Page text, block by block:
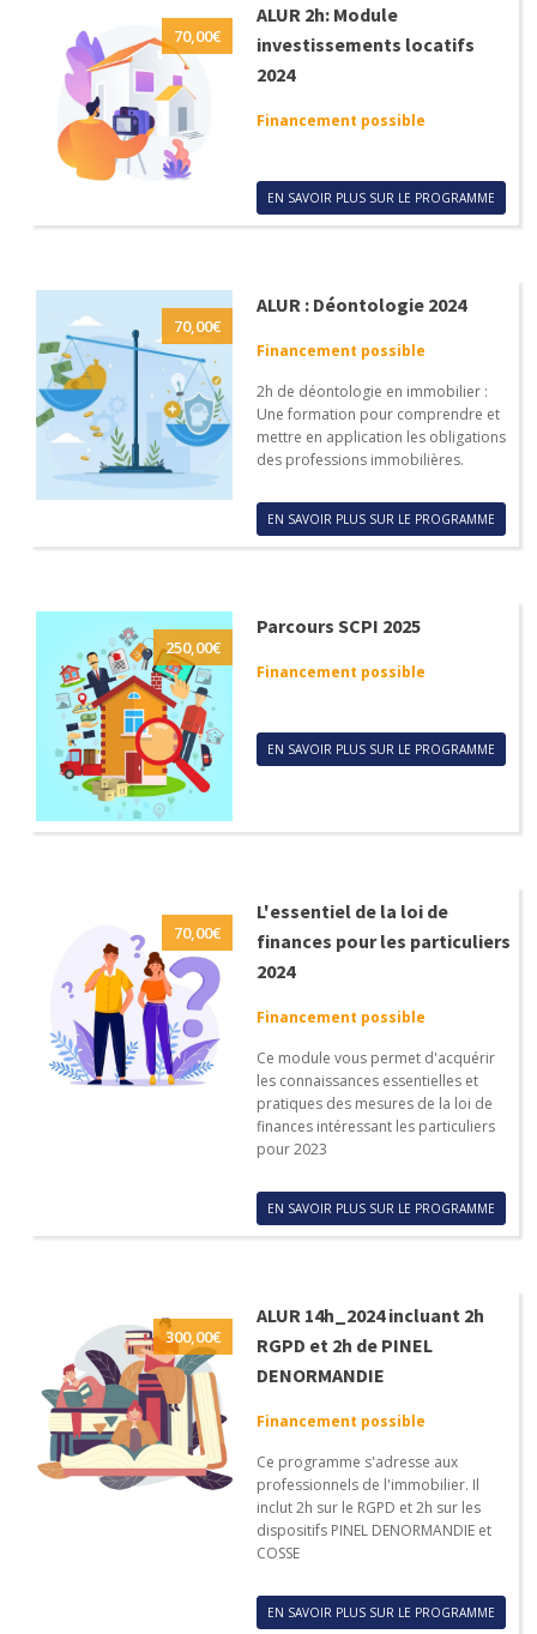
70,00€
ALUR 2h: Module
investissements locatifs
2024
Financement possible
EN SAVOIR PLUS SUR LE PROGRAMME
70,00€
ALUR : Déontologie 2024
Financement possible
2h de déontologie en immobilier :
Une formation pour comprendre et
mettre en application les obligations
des professions immobilières.
EN SAVOIR PLUS SUR LE PROGRAMME
250,00€
Parcours SCPI 2025
Financement possible
EN SAVOIR PLUS SUR LE PROGRAMME
70,00€
L'essentiel de la loi de
finances pour les particuliers
2024
Financement possible
Ce module vous permet d'acquérir
les connaissances essentielles et
pratiques des mesures de la loi de
finances intéressant les particuliers
pour 2023
EN SAVOIR PLUS SUR LE PROGRAMME
300,00€
ALUR 14h_2024 incluant 2h
RGPD et 2h de PINEL
DENORMANDIE
Financement possible
Ce programme s'adresse aux
professionnels de l'immobilier. Il
inclut 2h sur le RGPD et 2h sur les
dispositifs PINEL DENORMANDIE et
COSSE
EN SAVOIR PLUS SUR LE PROGRAMME